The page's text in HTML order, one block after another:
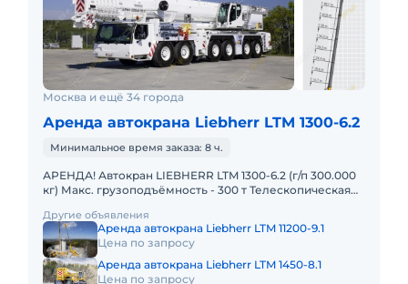
Москва и ещё 34 города
Аренда автокрана Liebherr LTM 1300-6.2
Минимальное время заказа: 8 ч.
АРЕНДА! Автокран LIEBHERR LTM 1300-6.2 (г/п 300.000
кг) Макс. грузоподъёмность - 300 т Телескопическая
Другие объявления
Аренда автокрана Liebherr LTM 11200-9.1
Цена по запросу
Аренда автокрана Liebherr LTM 1450-8.1
Цена по запросу